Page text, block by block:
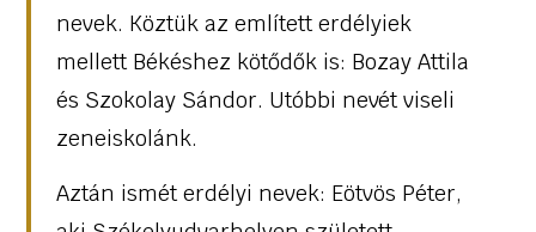
nevek. Köztük az említett erdélyiek
mellett Békéshez kötődők is: Bozay Attila
és Szokolay Sándor. Utóbbi nevét viseli
zeneiskolánk.
Aztán ismét erdélyi nevek: Eötvös Péter,